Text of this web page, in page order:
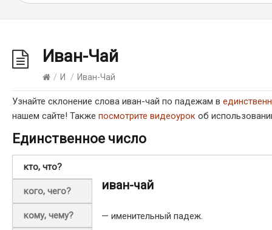
Иван-Чай
/ И / Иван-Чай
Узнайте склонение слова иван-чай по падежам в
нашем сайте! Также посмотрите видеоурок об
Единственное число
кто, что?
кого, чего?
кому, чему?
иван-чай
— именительный падеж.